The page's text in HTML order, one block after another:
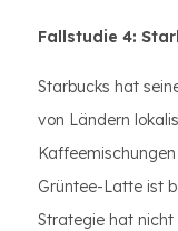
Fallstudie 4:
Starbucks hat
von Ländern
Grüntee-Latte ist
Strategie hat nicht